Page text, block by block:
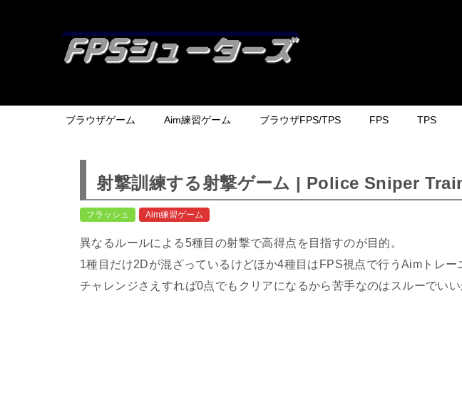
ブラウザゲーム Aim練習ゲーム ブラウザFPS/TPS FPS TPS
射撃訓練する射撃ゲーム | Police Sniper
フラッシュ Aim練習ゲーム
異なるルールによる5種目の射撃で高得点を目指すのが目的。
1種目だけ2Dが混ざっているけどほか4種目はFPS視点で行うAimトレー
チャレンジさえすれば0点でもクリアになるから苦手なのはスルーでいい